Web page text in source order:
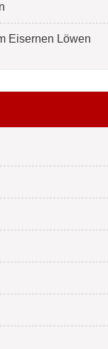
Eisernen Löwen